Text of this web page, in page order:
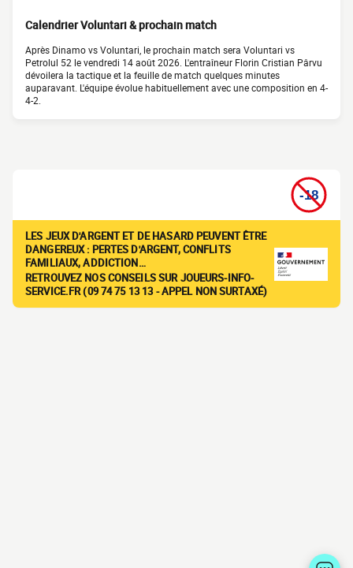
Calendrier Voluntari & prochain match
Après Dinamo vs Voluntari, le prochain match sera Voluntari vs
Petrolul 52 le vendredi 14 août 2026. L'entraîneur Florin Cristian Pârvu
dévoilera la tactique et la feuille de match quelques minutes
auparavant. L'équipe évolue habituellement avec une composition en 4-
4-2.
LES JEUX D'ARGENT ET DE HASARD PEUVENT ÊTRE
DANGEREUX : PERTES D'ARGENT, CONFLITS
FAMILIAUX, ADDICTION…
RETROUVEZ NOS CONSEILS SUR JOUEURS-INFO-
SERVICE.FR (09 74 75 13 13 - APPEL NON SURTAXÉ)